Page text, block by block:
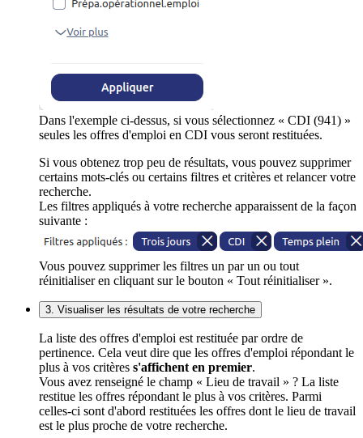
Dans l'exemple ci-dessus, si vous sélectionnez « CDI (941) »
seules les offres d'emploi en CDI vous seront restituées.
Si vous obtenez trop peu de résultats, vous pouvez supprimer
certains mots-clés ou certains filtres et critères et relancer votre
recherche.
Les filtres appliqués à votre recherche apparaissent de la façon
suivante :
Vous pouvez supprimer les filtres un par un ou tout
réinitialiser en cliquant sur le bouton « Tout réinitialiser ».
3. Visualiser les résultats de votre recherche
La liste des offres d'emploi est restituée par ordre de
pertinence. Cela veut dire que les offres d'emploi répondant le
plus à vos critères s'affichent en premier.
Vous avez renseigné le champ « Lieu de travail » ? La liste
restitue les offres répondant le plus à vos critères. Parmi
celles-ci sont d'abord restituées les offres dont le lieu de travail
est le plus proche de votre recherche.